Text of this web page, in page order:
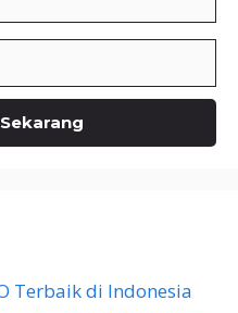
Terbaik di Indonesia